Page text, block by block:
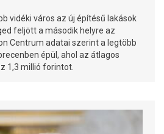
vidéki város az új építésű lakások
feljött a második helyre az
Centrum adatai szerint a legtöbb
épül, ahol az átlagos
1,3 millió forintot.